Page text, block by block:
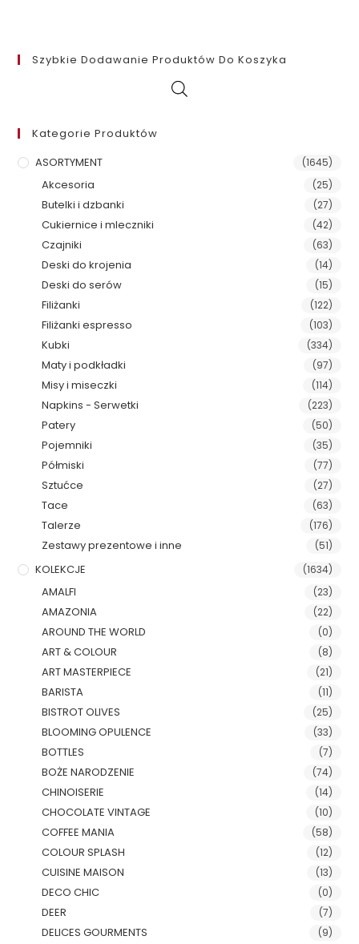
Szybkie Dodawanie Produktów Do Koszyka
Kategorie Produktów
ASORTYMENT
(1645)
Akcesoria (25)
Butelki i dzbanki (27)
Cukiernice i mleczniki (42)
Czajniki (63)
Deski do krojenia (14)
Deski do serów (15)
Filiżanki (122)
Filiżanki espresso (103)
Kubki (334)
Maty i podkładki (97)
Misy i miseczki (114)
Napkins - Serwetki (223)
Patery (50)
Pojemniki (35)
Półmiski (77)
Sztućce (27)
Tace (63)
Talerze (176)
Zestawy prezentowe i inne (51)
KOLEKCJE (1634)
AMALFI (23)
AMAZONIA (22)
AROUND THE WORLD (0)
ART & COLOUR (8)
ART MASTERPIECE (21)
BARISTA (11)
BISTROT OLIVES (25)
BLOOMING OPULENCE (33)
BOTTLES (7)
BOŻE NARODZENIE (74)
CHINOISERIE (14)
CHOCOLATE VINTAGE (10)
COFFEE MANIA (58)
COLOUR SPLASH (12)
CUISINE MAISON (13)
DECO CHIC (0)
DEER (7)
DELICES GOURMENTS (9)